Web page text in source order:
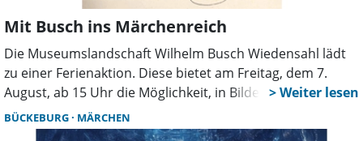
Mit Busch ins Märchenreich
Die Museumslandschaft Wilhelm Busch Wiedensahl lädt
zu einer Ferienaktion. Diese bietet am Freitag, dem 7.
August, ab 15 Uhr die Möglichkeit, in Bildergeschichten
umgesetzte Märchen von Wilhelm Busch kennen zu
lernen.
BÜCKEBURG MÄRCHEN